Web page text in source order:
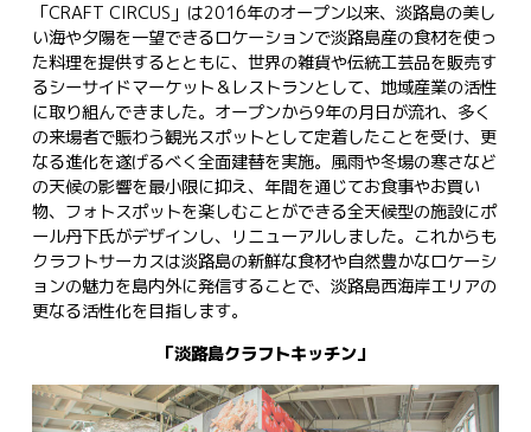
「CRAFT CIRCUS」は2016年のオープン以来、淡路島の美し
い海や夕陽を一望できるロケーションで淡路島産の食材を使っ
た料理を提供するとともに、世界の雑貨や伝統工芸品を販売す
るシーサイドマーケット＆レストランとして、地域産業の活性
に取り組んできました。オープンから9年の月日が流れ、多く
の来場者で賑わう観光スポットとして定着したことを受け、更
なる進化を遂げるべく全面建替を実施。風雨や冬場の寒さなど
の天候の影響を最小限に抑え、年間を通じてお食事やお買い
物、フォトスポットを楽しむことができる全天候型の施設にポ
ール丹下氏がデザインし、リニューアルしました。これからも
クラフトサーカスは淡路島の新鮮な食材や自然豊かなロケーシ
ョンの魅力を島内外に発信することで、淡路島西海岸エリアの
更なる活性化を目指します。
「淡路島クラフトキッチン」